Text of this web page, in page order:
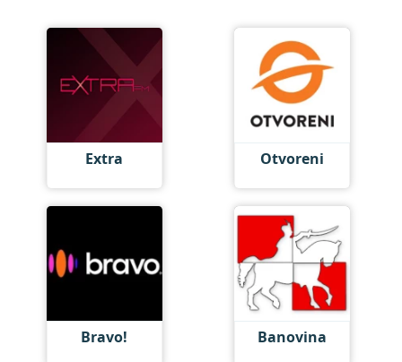
Extra Otvoreni
Bravo! Banovina